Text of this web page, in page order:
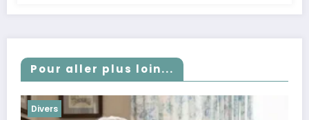
Pour aller plus loin...
Divers